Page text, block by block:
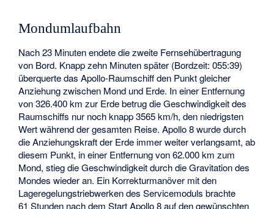
Mondumlaufbahn
Nach 23 Minuten endete die zweite Fernsehübertragung
von Bord. Knapp zehn Minuten später (Bordzeit: 055:39)
überquerte das Apollo-Raumschiff den Punkt gleicher
Anziehung zwischen Mond und Erde. In einer Entfernung
von 326.400 km zur Erde betrug die Geschwindigkeit des
Raumschiffs nur noch knapp 3565 km/h, den niedrigsten
Wert während der gesamten Reise. Apollo 8 wurde durch
die Anziehungskraft der Erde immer weiter verlangsamt, ab
diesem Punkt, in einer Entfernung von 62.000 km zum
Mond, stieg die Geschwindigkeit durch die Gravitation des
Mondes wieder an. Ein Korrekturmanöver mit den
Lageregelungstriebwerken des Servicemoduls brachte
61 Stunden nach dem Start Apollo 8 auf den gewünschten